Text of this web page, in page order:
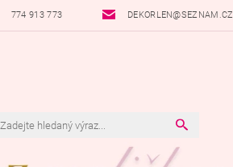
774 913 773 DEKORLEN@SEZNAM.CZ